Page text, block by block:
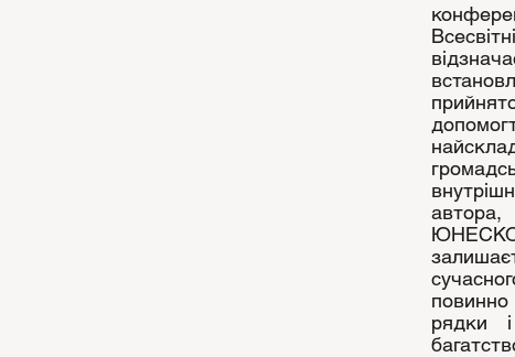
автора,
ЮНЕСКО
рядки